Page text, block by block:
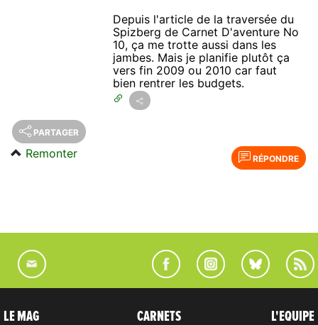
Depuis l'article de la traversée du
Spizberg de Carnet D'aventure No
10, ça me trotte aussi dans les
jambes. Mais je planifie plutôt ça
vers fin 2009 ou 2010 car faut
bien rentrer les budgets.
PARTAGER
RÉPONDRE
Remonter
LE MAG CARNETS L'EQUIPE